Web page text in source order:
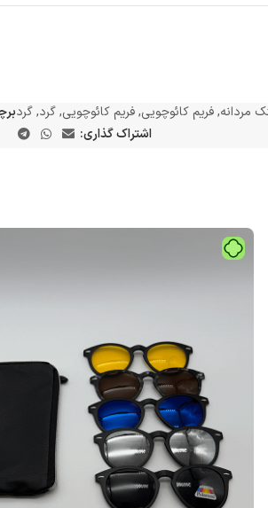
مردانه,فریم کائوچویی,فریم کائوچویی,گرد,گرد
اشتراک گذاری: